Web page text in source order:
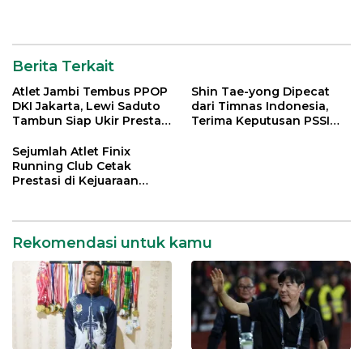
Berita Terkait
Atlet Jambi Tembus PPOP
DKI Jakarta, Lewi Saduto
Tambun Siap Ukir Prestasi
Shin Tae-yong Dipecat
dari Timnas Indonesia,
Terima Keputusan PSSI
Sejumlah Atlet Finix
Running Club Cetak
Prestasi di Kejuaraan
Rekomendasi untuk kamu